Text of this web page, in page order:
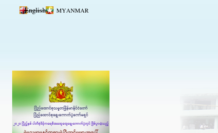
Skip to main content
English MYANMAR